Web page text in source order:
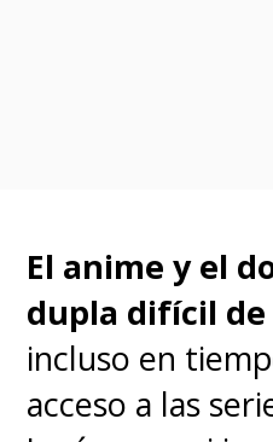
completa a
El anime y el
dupla difícil
incluso en
acceso a las